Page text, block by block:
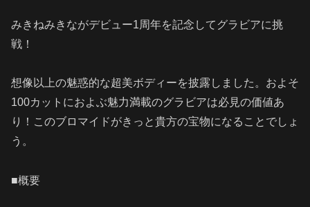
みきねみきながデビュー1周年を記念してグラビアに挑
戦！
想像以上の魅惑的な超美ボディーを披露しました。およそ
100カットにおよぶ魅力満載のグラビアは必見の価値あ
り！このブロマイドがきっと貴方の宝物になることでしょ
う。
■概要